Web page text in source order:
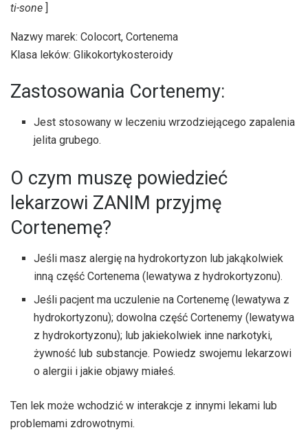
ti-sone ]
Nazwy marek: Colocort, Cortenema
Klasa leków: Glikokortykosteroidy
Zastosowania Cortenemy:
Jest stosowany w leczeniu wrzodziejącego zapalenia
jelita grubego.
O czym muszę powiedzieć
lekarzowi ZANIM przyjmę
Cortenemę?
Jeśli masz alergię na hydrokortyzon lub jakąkolwiek
inną część Cortenema (lewatywa z hydrokortyzonu).
Jeśli pacjent ma uczulenie na Cortenemę (lewatywa z
hydrokortyzonu); dowolna część Cortenemy (lewatywa
z hydrokortyzonu); lub jakiekolwiek inne narkotyki,
żywność lub substancje. Powiedz swojemu lekarzowi
o alergii i jakie objawy miałeś.
Ten lek może wchodzić w interakcje z innymi lekami lub
problemami zdrowotnymi.